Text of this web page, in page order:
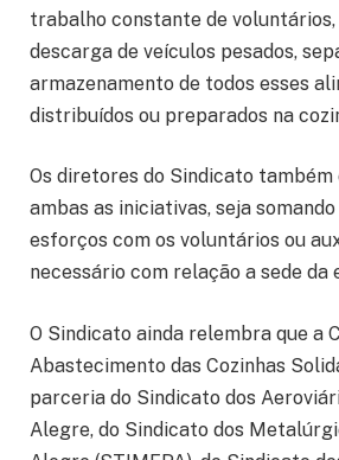
trabalho constante de
descarga de veículos pesados,
armazenamento de todos esses
distribuídos ou preparados na
Os diretores do Sindicato também
ambas as iniciativas, seja
esforços com os voluntários ou
necessário com relação a sede da
O Sindicato ainda relembra que a
Abastecimento das Cozinhas
parceria do Sindicato dos
Alegre, do Sindicato dos